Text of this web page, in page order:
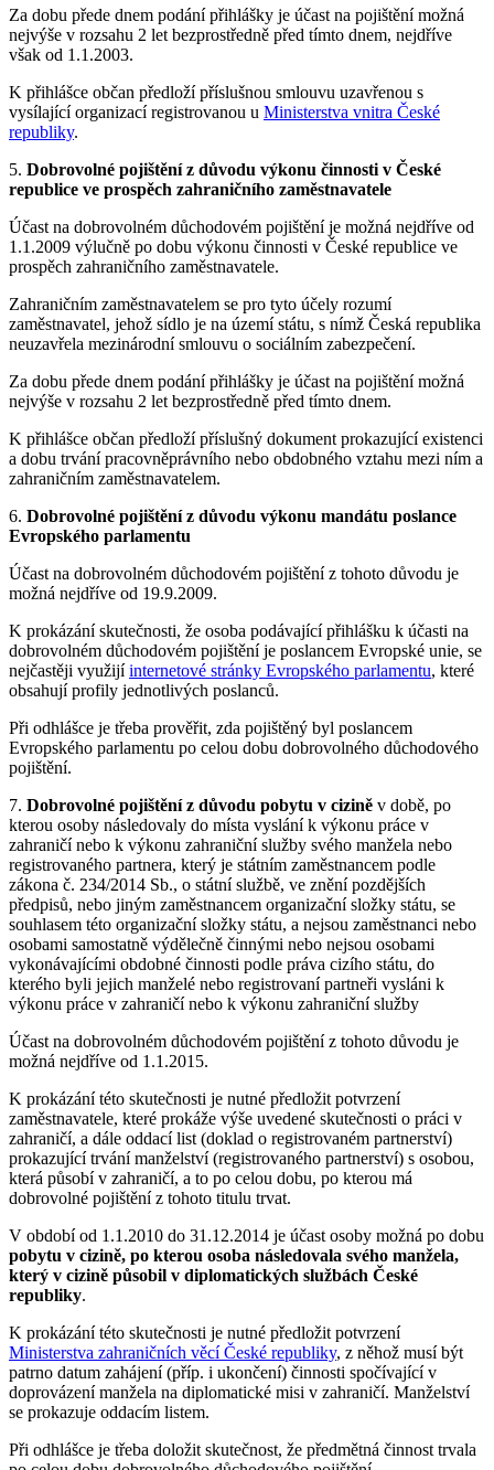
Za dobu přede dnem podání přihlášky je účast na pojištění možná
nejvýše v rozsahu 2 let bezprostředně před tímto dnem, nejdříve
však od 1.1.2003.
K přihlášce občan předloží příslušnou smlouvu uzavřenou s
vysílající organizací registrovanou u Ministerstva vnitra České
republiky.
5. Dobrovolné pojištění z důvodu výkonu činnosti v České
republice ve prospěch zahraničního zaměstnavatele
Účast na dobrovolném důchodovém pojištění je možná nejdříve od
1.1.2009 výlučně po dobu výkonu činnosti v České republice ve
prospěch zahraničního zaměstnavatele.
Zahraničním zaměstnavatelem se pro tyto účely rozumí
zaměstnavatel, jehož sídlo je na území státu, s nímž Česká republika
neuzavřela mezinárodní smlouvu o sociálním zabezpečení.
Za dobu přede dnem podání přihlášky je účast na pojištění možná
nejvýše v rozsahu 2 let bezprostředně před tímto dnem.
K přihlášce občan předloží příslušný dokument prokazující existenci
a dobu trvání pracovněprávního nebo obdobného vztahu mezi ním a
zahraničním zaměstnavatelem.
6. Dobrovolné pojištění z důvodu výkonu mandátu poslance
Evropského parlamentu
Účast na dobrovolném důchodovém pojištění z tohoto důvodu je
možná nejdříve od 19.9.2009.
K prokázání skutečnosti, že osoba podávající přihlášku k účasti na
dobrovolném důchodovém pojištění je poslancem Evropské unie, se
nejčastěji využijíinternetové stránky Evropského parlamentu, které
obsahují profily jednotlivých poslanců.
Při odhlášce je třeba prověřit, zda pojištěný byl poslancem
Evropského parlamentu po celou dobu dobrovolného důchodového
pojištění.
7. Dobrovolné pojištění z důvodu pobytu v cizině v době, po
kterou osoby následovaly do místa vyslání k výkonu práce v
zahraničí nebo k výkonu zahraniční služby svého manžela nebo
registrovaného partnera, který je státním zaměstnancem podle
zákona č. 234/2014 Sb., o státní službě, ve znění pozdějších
předpisů, nebo jiným zaměstnancem organizační složky státu, se
souhlasem této organizační složky státu, a nejsou zaměstnanci nebo
osobami samostatně výdělečně činnými nebo nejsou osobami
vykonávajícími obdobné činnosti podle práva cizího státu, do
kterého byli jejich manželé nebo registrovaní partneři vysláni k
výkonu práce v zahraničí nebo k výkonu zahraniční služby
Účast na dobrovolném důchodovém pojištění z tohoto důvodu je
možná nejdříve od 1.1.2015.
K prokázání této skutečnosti je nutné předložit potvrzení
zaměstnavatele, které prokáže výše uvedené skutečnosti o práci v
zahraničí, a dále oddací list (doklad o registrovaném partnerství)
prokazující trvání manželství (registrovaného partnerství) s osobou,
která působí v zahraničí, a to po celou dobu, po kterou má
dobrovolné pojištění z tohoto titulu trvat.
V období od 1.1.2010 do 31.12.2014 je účast osoby možná po dobu
pobytu v cizině, po kterou osoba následovala svého manžela,
který v cizině působil v diplomatických službách České
republiky.
K prokázání této skutečnosti je nutné předložit potvrzení
Ministerstva zahraničních věcí České republiky, z něhož musí být
patrno datum zahájení (příp. i ukončení) činnosti spočívající v
doprovázení manžela na diplomatické misi v zahraničí. Manželství
se prokazuje oddacím listem.
Při odhlášce je třeba doložit skutečnost, že předmětná činnost trvala